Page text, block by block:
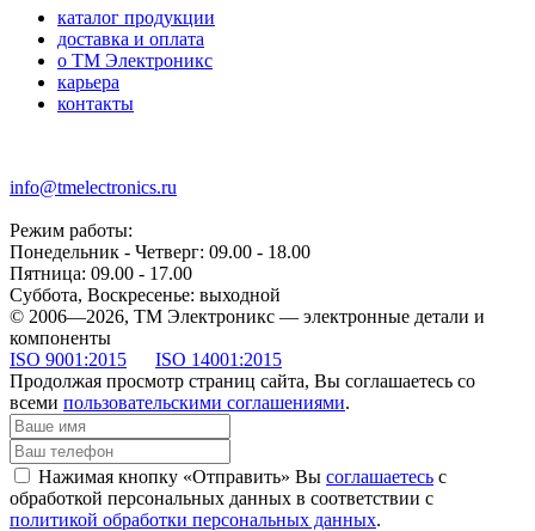
каталог продукции
доставка и оплата
о ТМ Электроникс
карьера
контакты
info@tmelectronics.ru
Режим работы:
Понедельник - Четверг: 09.00 - 18.00
Пятница: 09.00 - 17.00
Суббота, Воскресенье: выходной
© 2006—2026, ТМ Электроникс — электронные детали и
компоненты
ISO 9001:2015
ISO 14001:2015
Продолжая просмотр страниц сайта, Вы соглашаетесь со
всеми пользовательскими соглашениями.
Нажимая кнопку «Отправить» Вы соглашаетесь с
обработкой персональных данных в соответствии с
политикой обработки персональных данных.